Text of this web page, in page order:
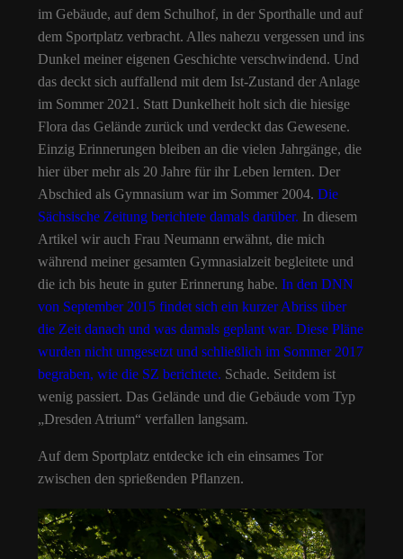
im Gebäude, auf dem Schulhof, in der Sporthalle und auf
dem Sportplatz verbracht. Alles nahezu vergessen und ins
Dunkel meiner eigenen Geschichte verschwindend. Und
das deckt sich auffallend mit dem Ist-Zustand der Anlage
im Sommer 2021. Statt Dunkelheit holt sich die hiesige
Flora das Gelände zurück und verdeckt das Gewesene.
Einzig Erinnerungen bleiben an die vielen Jahrgänge, die
hier über mehr als 20 Jahre für ihr Leben lernten. Der
Abschied als Gymnasium war im Sommer 2004. Die
Sächsische Zeitung berichtete damals darüber. In diesem
Artikel wir auch Frau Neumann erwähnt, die mich
während meiner gesamten Gymnasialzeit begleitete und
die ich bis heute in guter Erinnerung habe. In den DNN
von September 2015 findet sich ein kurzer Abriss über
die Zeit danach und was damals geplant war. Diese Pläne
wurden nicht umgesetzt und schließlich im Sommer 2017
begraben, wie die SZ berichtete. Schade. Seitdem ist
wenig passiert. Das Gelände und die Gebäude vom Typ
„Dresden Atrium“ verfallen langsam.
Auf dem Sportplatz entdecke ich ein einsames Tor
zwischen den sprießenden Pflanzen.